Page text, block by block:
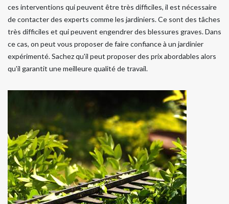
ces interventions qui peuvent être très difficiles, il est nécessaire
de contacter des experts comme les jardiniers. Ce sont des tâches
très difficiles et qui peuvent engendrer des blessures graves. Dans
ce cas, on peut vous proposer de faire confiance à un jardinier
expérimenté. Sachez qu'il peut proposer des prix abordables alors
qu'il garantit une meilleure qualité de travail.